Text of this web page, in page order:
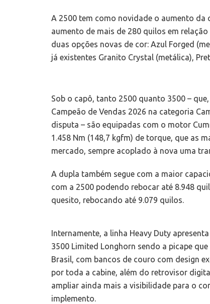
A 2500 tem como novidade o aumento da
aumento de mais de 280 quilos em
duas opções novas de cor: Azul Forged
já existentes Granito Crystal (metálica),
Sob o capô, tanto 2500 quanto 3500 –
Campeão de Vendas 2026 na categoria
disputa – são equipadas com o motor
1.458 Nm (148,7 kgfm) de torque, que as
mercado, sempre acoplado à nova uma
A dupla também segue com a maior
com a 2500 podendo rebocar até 8.948
quesito, rebocando até 9.079 quilos.
Internamente, a linha Heavy Duty
3500 Limited Longhorn sendo a picape
Brasil, com bancos de couro com design
por toda a cabine, além do retrovisor
ampliar ainda mais a visibilidade para o
implemento.